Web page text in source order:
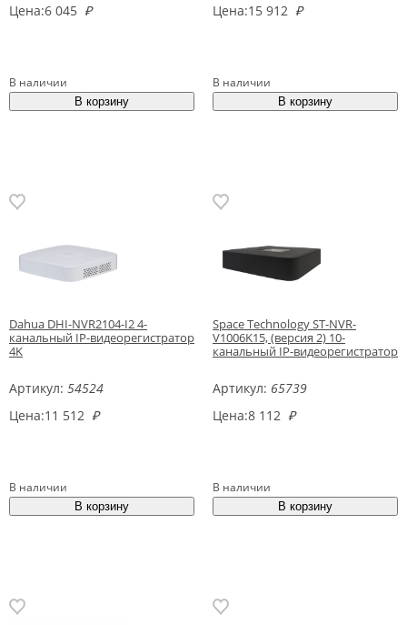
Цена:6 045 ₽
В наличии
Цена:15 912 ₽
В наличии
Dahua DHI-NVR2104-I2 4-
канальный IP-видеорегистратор
4K
Артикул: 54524
Цена:11 512 ₽
В наличии
Space Technology ST-NVR-
V1006K15, (версия 2) 10-
канальный IP-видеорегистратор
Артикул: 65739
Цена:8 112 ₽
В наличии